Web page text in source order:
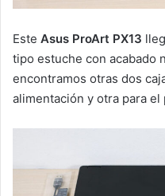
Este Asus ProArt PX13
tipo estuche con acabado
encontramos otras dos
alimentación y otra para